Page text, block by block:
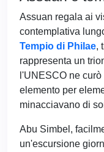
Assuan regala ai
contemplativa
Tempio di Philae,
rappresenta un
l'UNESCO ne
elemento per
minacciavano di
Abu Simbel,
un'escursione